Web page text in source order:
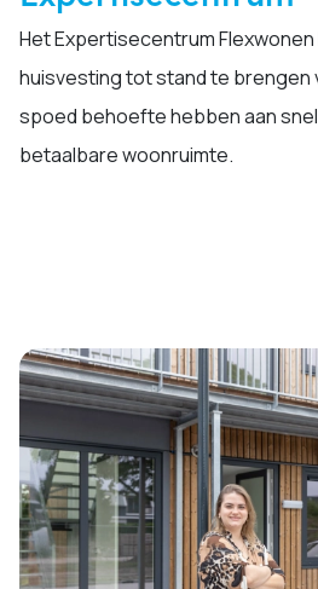
Het Expertisecentrum
huisvesting tot stand te brengen
spoed behoefte hebben aan
betaalbare woonruimte.